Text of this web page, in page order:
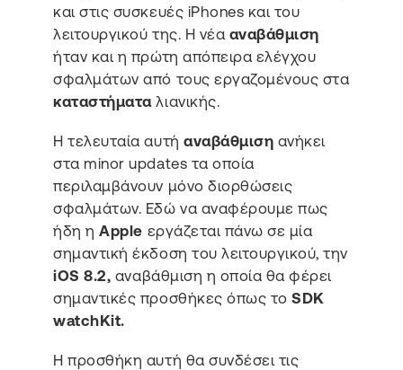
και στις συσκευές iPhones και του
λειτουργικού της. Η νέα αναβάθμιση
ήταν και η πρώτη απόπειρα ελέγχου
σφαλμάτων από τους εργαζομένους στα
καταστήματαλιανικής.
Η τελευταία αυτήαναβάθμιση ανήκει
στα minor updates τα οποία
περιλαμβάνουν μόνο διορθώσεις
σφαλμάτων. Εδώ να αναφέρουμε πως
ήδη ηApple εργάζεται πάνω σε μία
σημαντική έκδοση του λειτουργικού, την
iOS 8.2, αναβάθμιση η οποία θα φέρει
σημαντικές προσθήκες όπως τοSDK
watchKit.
Η προσθήκη αυτή θα συνδέσει τις